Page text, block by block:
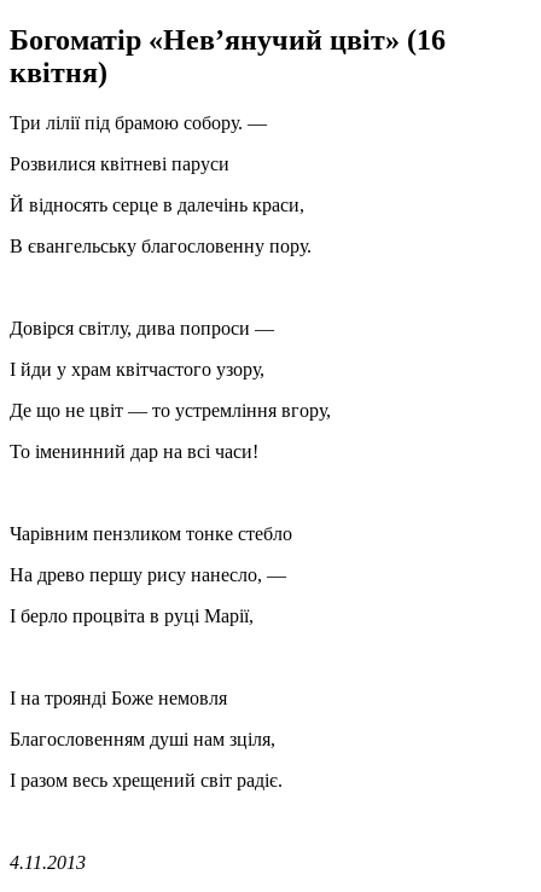
Богоматір «Нев’янучий цвіт» (16
квітня)
Три лілії під брамою собору. —
Розвилися квітневі паруси
Й відносять серце в далечінь краси,
В євангельську благословенну пору.
Довірся світлу, дива попроси —
І йди у храм квітчастого узору,
Де що не цвіт — то устремління вгору,
То іменинний дар на всі часи!
Чарівним пензликом тонке стебло
На древо першу рису нанесло, —
І берло процвіта в руці Марії,
І на троянді Боже немовля
Благословенням душі нам зціля,
І разом весь хрещений світ радіє.
4.11.2013